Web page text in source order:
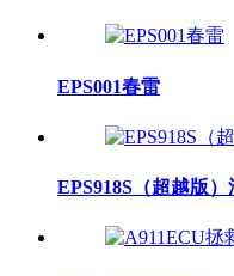
EPS001春雷
EPS918S（超越版